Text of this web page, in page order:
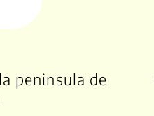
peninsula de